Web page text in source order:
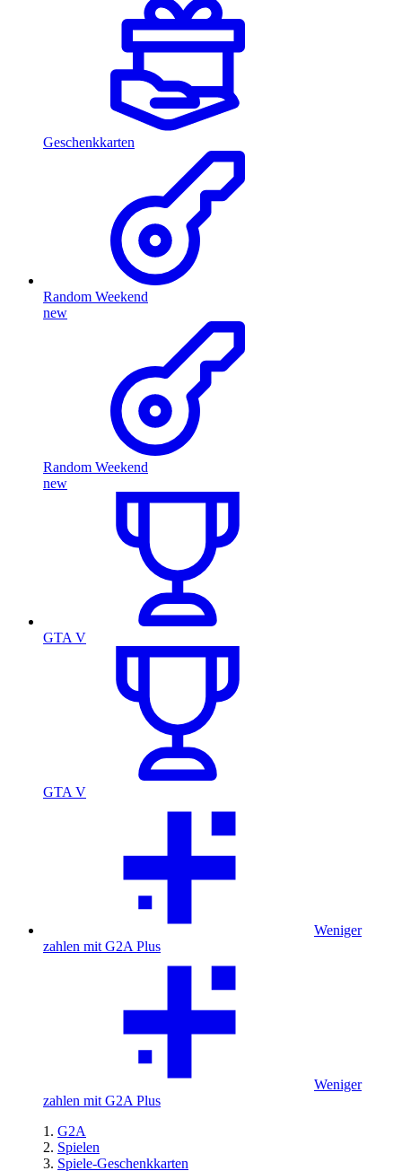
Geschenkkarten
Random Weekend
new
Random Weekend
new
GTA V
GTA V
Weniger
zahlen mit G2A Plus
Weniger
zahlen mit G2A Plus
G2A
Spielen
Spiele-Geschenkkarten